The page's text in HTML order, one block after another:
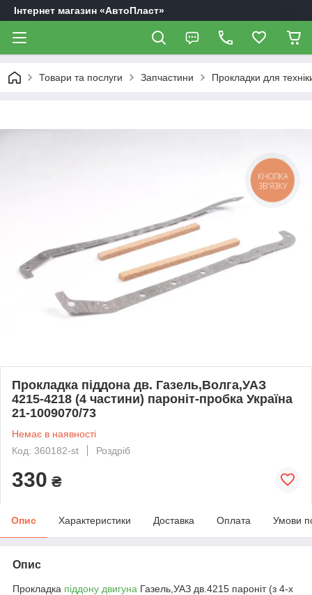
Інтернет магазин «АвтоПласт»
Товари та послуги Запчастини Прокладки для
Прокладка піддона дв. Газель,Волга,УАЗ
4215-4218 (4 частини) пароніт-пробка Україна
21-1009070/73
Немає в наявності
Код: 360182-st
Роздріб
330 ₴
Опис Характеристики Доставка Оплата Умови
Опис
Прокладка піддону двигуна Газель,УАЗ дв.4215 пароніт (з 4-х
КНОПКА
ЗВ'ЯЗКУ